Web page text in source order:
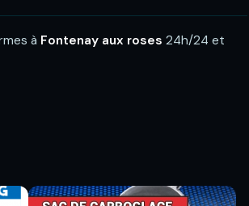
à Fontenay aux roses 24h/24 et